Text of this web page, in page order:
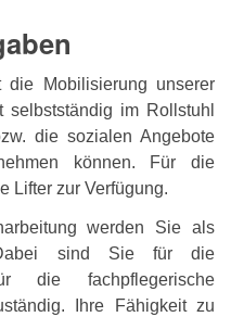
Mobilisierung unserer
selbstständig im Rollstuhl
die sozialen Angebote
können. Für die
Lifter zur Verfügung.
werden Sie als
Dabei sind Sie für die
die fachpflegerische
Ihre Fähigkeit zu